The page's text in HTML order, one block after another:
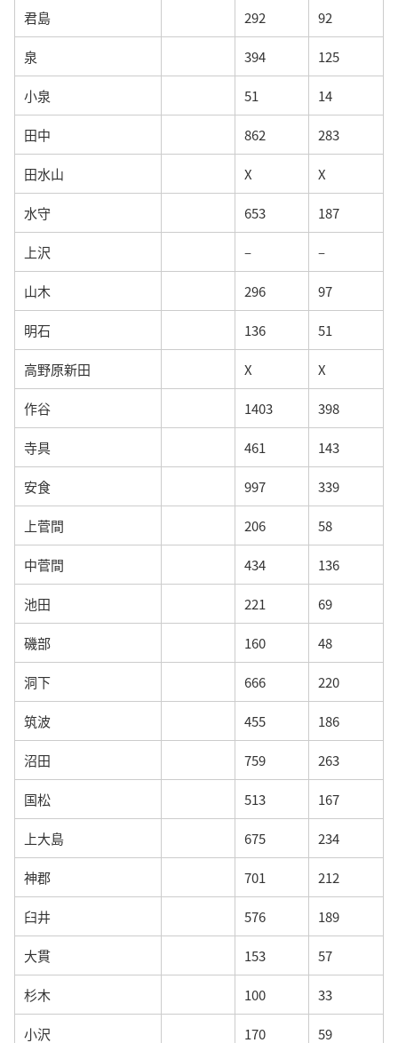
君島 292 92
泉 394 125
小泉 51 14
田中 862 283
田水山 X X
水守 653 187
上沢 – –
山木 296 97
明石 136 51
高野原新田 X X
作谷 1403 398
寺具 461 143
安食 997 339
上菅間 206 58
中菅間 434 136
池田 221 69
磯部 160 48
洞下 666 220
筑波 455 186
沼田 759 263
国松 513 167
上大島 675 234
神郡 701 212
臼井 576 189
大貫 153 57
杉木 100 33
小沢 170 59